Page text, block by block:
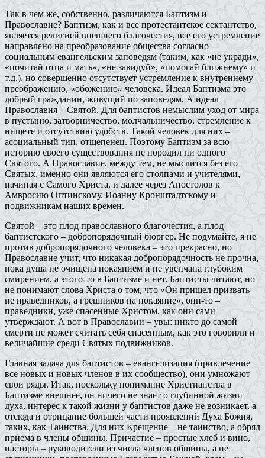
Так в чем же, собственно, различаются Баптизм и
Православие? Баптизм, как и все протестантское сектантство,
является религией внешнего благочестия, все его устремление
направлено на преобразование общества согласно
социальным евангельским заповедям (таким, как «не укради»,
«почитай отца и мать», «не завидуй», «помогай ближнему» и
т.д.), но совершенно отсутствует устремление к внутреннему
преображению, «обожению» человека. Идеал Баптизма это
добрый гражданин, живущий по заповедям. А идеал
Православия – Святой. Для баптистов немыслим уход от мира
в пустыню, затворничество, молчальничество, стремление к
нищете и отсутствию удобств. Такой человек для них –
асоциальный тип, отщепенец. Поэтому Баптизм за всю
историю своего существования не породил ни одного
Святого. А Православие, между тем, не мыслится без его
Святых, именно они являются его столпами и учителями,
начиная с Самого Христа, и далее через Апостолов к
Амвросию Оптинскому, Иоанну Кронштадтскому и
подвижникам наших времен.
Святой – это плод православного благочестия, а плод
баптистского – добропорядочный бюргер. Не подумайте, я не
против добропорядочного человека – это прекрасно, но
Православие учит, что никакая добропорядочность не прочна,
пока душа не очищена покаянием и не увенчана глубоким
смирением, а этого-то в Баптизме и нет. Баптисты читают, но
не понимают слова Христа о том, что «Он пришел призвать
не праведников, а грешников на покаяние», они-то –
праведники, уже спасенные Христом, как они сами
утверждают. А вот в Православии – увы: никто до самой
смерти не может считать себя спасенным, как это говорили и
величайшие среди Святых подвижников.
Главная задача для баптистов – евангелизация (привлечение
все новых и новых членов в их сообщество), они умножают
свои ряды. Итак, поскольку понимание Христианства в
Баптизме внешнее, он ничего не знает о глубинной жизни
духа, интерес к такой жизни у баптистов даже не возникает, а
отсюда и отрицание большей части проявлений Духа Божия,
таких, как Таинства. Для них Крещение – не таинство, а обряд
приема в члены общины, Причастие – простые хлеб и вино,
пасторы – руководители из числа членов общины, а не